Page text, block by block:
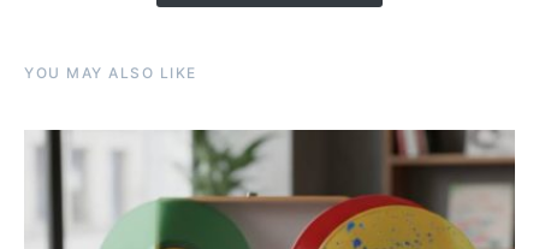
YOU MAY ALSO LIKE